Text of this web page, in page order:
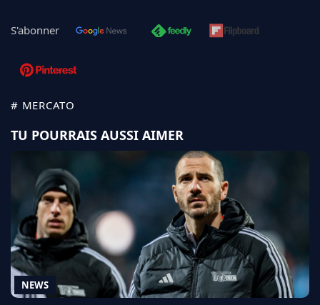
S'abonner
# MERCATO
TU POURRAIS AUSSI AIMER
NEWS